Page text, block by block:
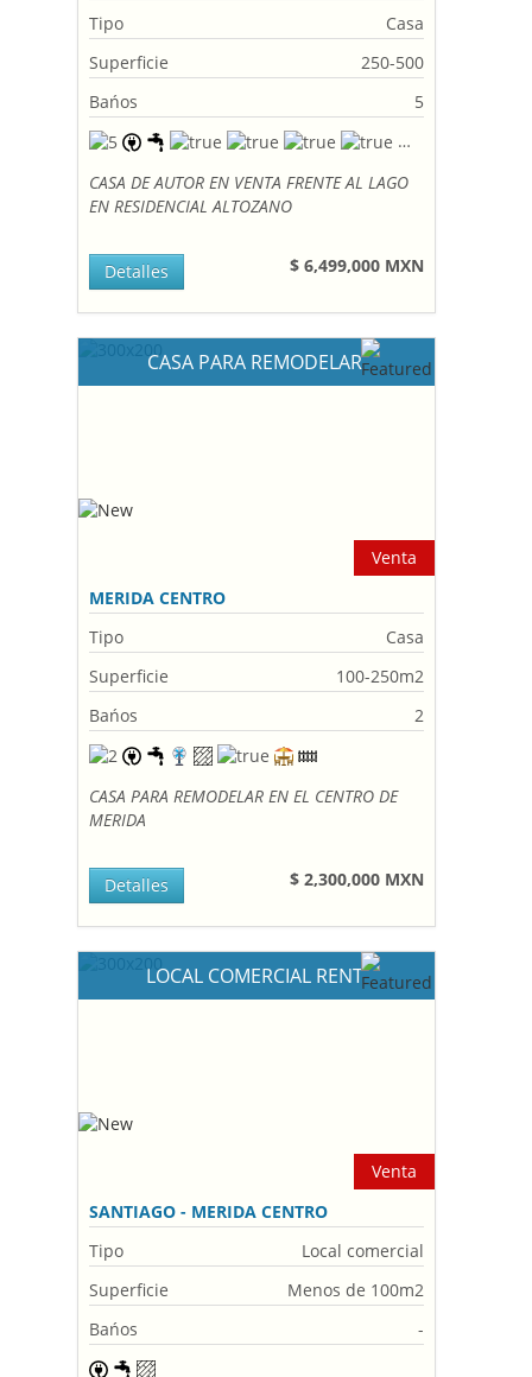
Tipo
Casa
Superficie
250-500
Bańos
5
CASA DE AUTOR EN VENTA FRENTE AL LAGO
EN RESIDENCIAL ALTOZANO
$ 6,499,000 MXN
Detalles
CASA PARA REMODELAR
Venta
MERIDA CENTRO
Tipo
Casa
Superficie
100-250m2
Bańos
2
CASA PARA REMODELAR EN EL CENTRO DE
MERIDA
$ 2,300,000 MXN
Detalles
LOCAL COMERCIAL RENT
Venta
SANTIAGO - MERIDA CENTRO
Tipo
Local comercial
Superficie
Menos de 100m2
Bańos
-